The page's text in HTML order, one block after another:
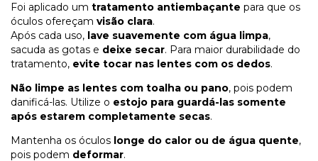
Foi aplicado um tratamento antiembaçante para que os
óculos ofereçam visão clara.
Após cada uso, lave suavemente com água limpa,
sacuda as gotas e deixe secar. Para maior durabilidade do
tratamento, evite tocar nas lentes com os dedos.
Não limpe as lentes com toalha ou pano, pois podem
danificá-las. Utilize o estojo para guardá-las somente
após estarem completamente secas.
Mantenha os óculos longe do calor ou de água quente,
pois podem deformar.